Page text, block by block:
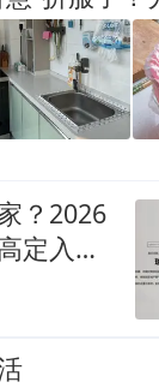
？2026
定入户